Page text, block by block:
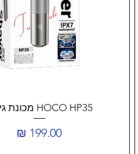
HOCO HP35 מכונת גילוח
מחיר